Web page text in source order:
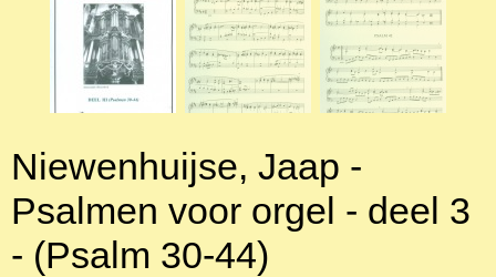
Niewenhuijse, Jaap -
Psalmen voor orgel - deel 3
- (Psalm 30-44)